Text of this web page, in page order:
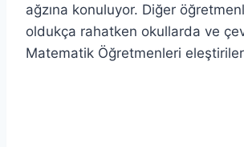
ağzına konuluyor. Diğer
oldukça rahatken okullarda ve
Matematik Öğretmenleri